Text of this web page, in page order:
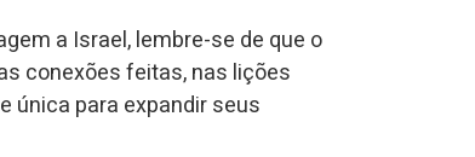
a Israel, lembre-se de que o
conexões feitas, nas lições
única para expandir seus